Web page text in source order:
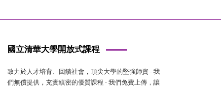
國立清華大學開放式課程
致力於人才培育、回饋社會，頂尖大學的堅強師資 - 我
們無償提供，充實縝密的優質課程 - 我們免費上傳，讓